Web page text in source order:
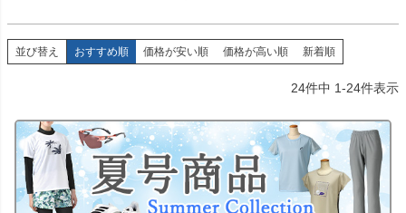
並び替え おすすめ順 価格が安い順 価格が高い順 新着順
24件中 1-24件表示